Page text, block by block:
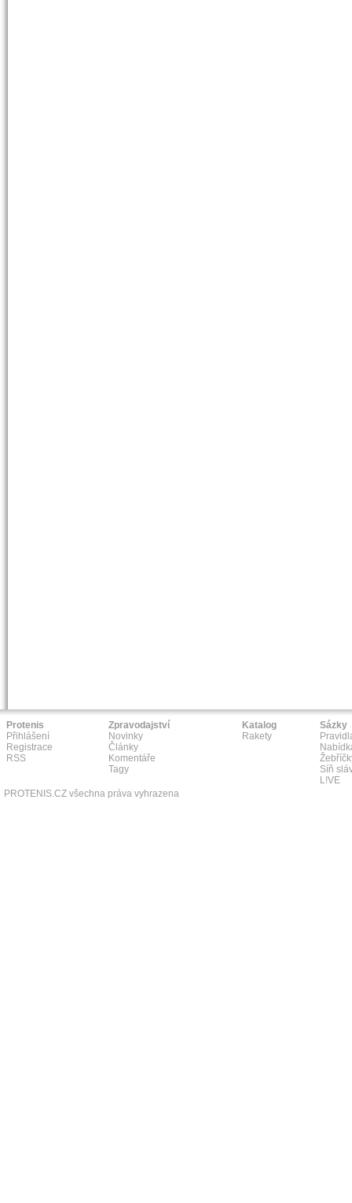
Protenis
Přihlášení
Registrace
RSS
Zpravodajství
Novinky
Články
Komentáře
Tagy
Katalog
Rakety
Sázky
Síň
L!VE
PROTENIS.CZ všechna práva vyhrazena